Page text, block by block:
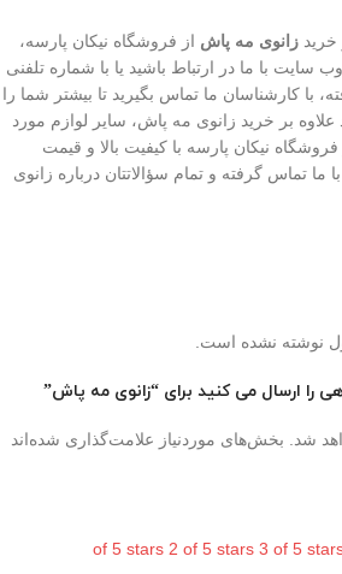
زانوی مه پاش از فروشگاه نیکان پارسه،
با ما در ارتباط باشید یا با شماره تلفنی
با کارشناسان ما تماس بگیرید تا بیشتر شما را
علاوه بر خرید زانوی مه پاش، سایر لوازم مورد
نیکان پارسه با کیفیت بالا و قیمت
تماس گرفته و تمام سؤالاتتان درباره زانوی
نوشته نشده است.
را ارسال می کنید برای “زانوی مه پاش”
شد. بخش‌های موردنیاز علامت‌گذاری شده‌اند
2 of 5 stars 3 of 5